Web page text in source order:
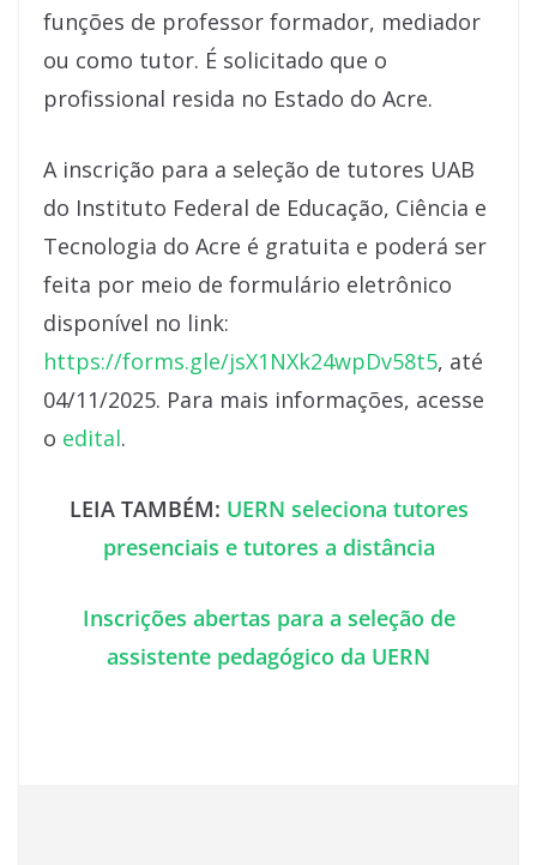
funções de professor formador, mediador
ou como tutor. É solicitado que o
profissional resida no Estado do Acre.
A inscrição para a seleção de tutores UAB
do Instituto Federal de Educação, Ciência e
Tecnologia do Acre é gratuita e poderá ser
feita por meio de formulário eletrônico
disponível no link:
https://forms.gle/jsX1NXk24wpDv58t5, até
04/11/2025. Para mais informações, acesse
o edital.
LEIA TAMBÉM: UERN seleciona tutores
presenciais e tutores a distância
Inscrições abertas para a seleção de
assistente pedagógico da UERN